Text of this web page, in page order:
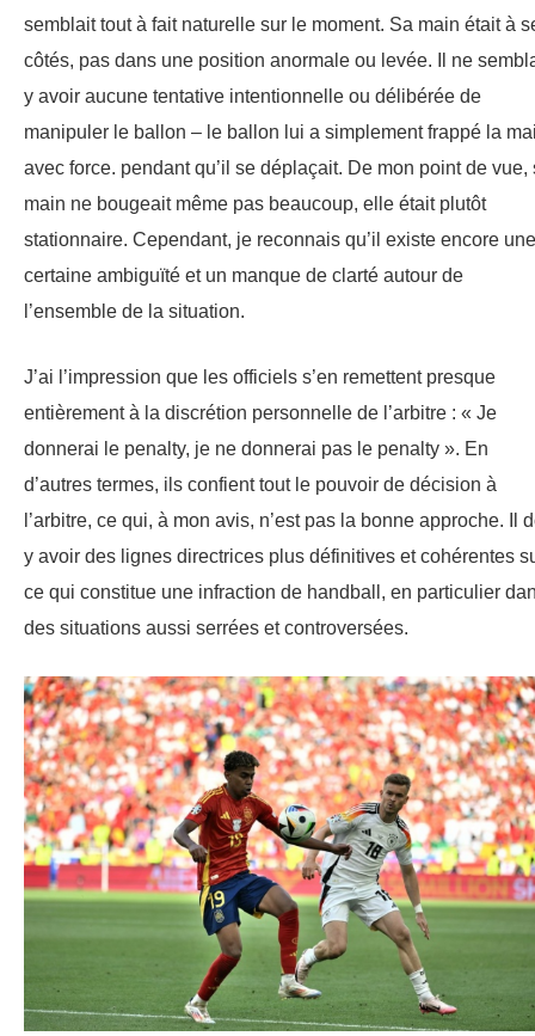
semblait tout à fait naturelle sur le moment. Sa main était à
côtés, pas dans une position anormale ou levée. Il ne
y avoir aucune tentative intentionnelle ou délibérée de
manipuler le ballon – le ballon lui a simplement frappé la
avec force. pendant qu’il se déplaçait. De mon point de vue,
main ne bougeait même pas beaucoup, elle était plutôt
stationnaire. Cependant, je reconnais qu’il existe encore une
certaine ambiguïté et un manque de clarté autour de
l’ensemble de la situation.
J’ai l’impression que les officiels s’en remettent presque
entièrement à la discrétion personnelle de l’arbitre : « Je
donnerai le penalty, je ne donnerai pas le penalty ». En
d’autres termes, ils confient tout le pouvoir de décision à
l’arbitre, ce qui, à mon avis, n’est pas la bonne approche. Il
y avoir des lignes directrices plus définitives et cohérentes
ce qui constitue une infraction de handball, en particulier
des situations aussi serrées et controversées.